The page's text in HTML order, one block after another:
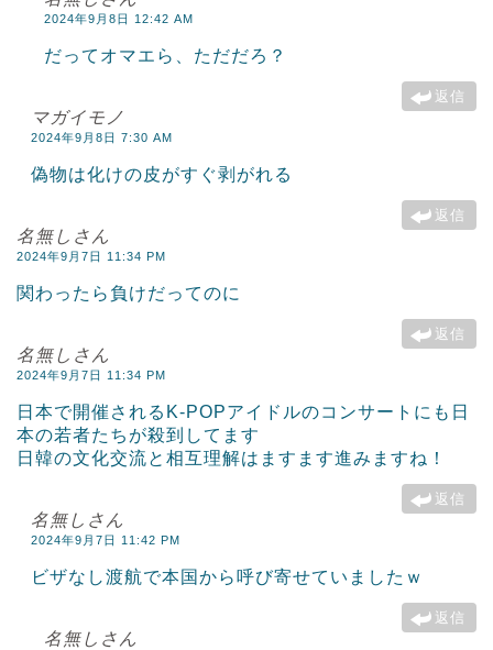
2024年9月8日 12:42 AM
だってオマエら、ただだろ？
返信
マガイモノ
2024年9月8日 7:30 AM
偽物は化けの皮がすぐ剥がれる
返信
名無しさん
2024年9月7日 11:34 PM
関わったら負けだってのに
返信
名無しさん
2024年9月7日 11:34 PM
日本で開催されるK-POPアイドルのコンサートにも日
本の若者たちが殺到してます
日韓の文化交流と相互理解はますます進みますね！
返信
名無しさん
2024年9月7日 11:42 PM
ビザなし渡航で本国から呼び寄せていましたｗ
返信
名無しさん